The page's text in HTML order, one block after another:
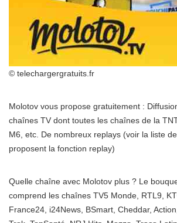
© telechargergratuits.fr
Molotov vous propose gratuitement :
chaînes TV dont toutes les chaînes de la
M6, etc. De nombreux replays (voir la liste
proposent la fonction replay)
Quelle chaîne avec Molotov plus ? Le
comprend les chaînes TV5 Monde, RTL9,
France24, i24News, BSmart, Cheddar,